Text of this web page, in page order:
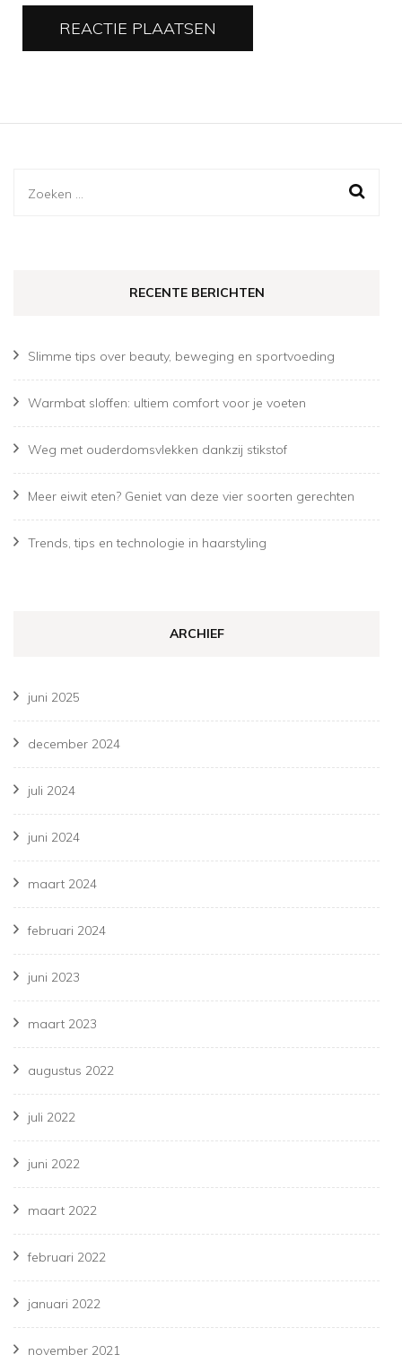
Zoeken
RECENTE BERICHTEN
Slimme tips over beauty, beweging en sportvoeding
Warmbat sloffen: ultiem comfort voor je voeten
Weg met ouderdomsvlekken dankzij stikstof
Meer eiwit eten? Geniet van deze vier soorten gerechten
Trends, tips en technologie in haarstyling
ARCHIEF
juni 2025
december 2024
juli 2024
juni 2024
maart 2024
februari 2024
juni 2023
maart 2023
augustus 2022
juli 2022
juni 2022
maart 2022
februari 2022
januari 2022
november 2021